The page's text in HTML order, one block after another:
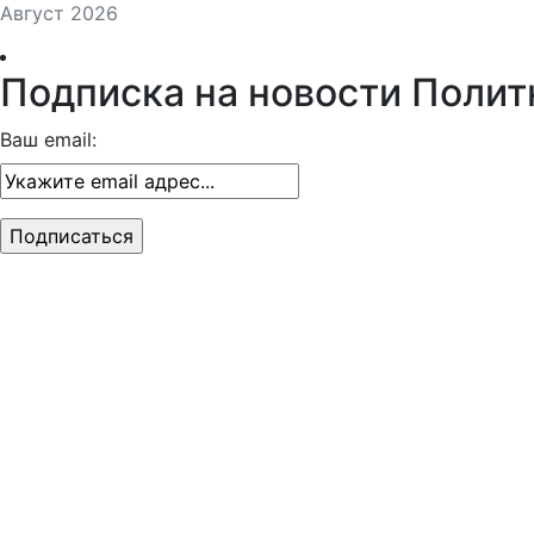
Август 2026
Подписка на новости
Ваш email: